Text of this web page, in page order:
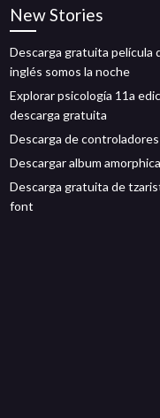
New Stories
Descarga gratuita película
inglés somos la noche
Explorar psicología 11a
descarga gratuita
Descarga de
Descargar album amorphica
Descarga gratuita de
font